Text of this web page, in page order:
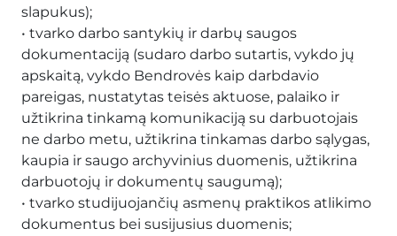
slapukus);
• tvarko darbo santykių ir darbų saugos
dokumentaciją (sudaro darbo sutartis, vykdo jų
apskaitą, vykdo Bendrovės kaip darbdavio
pareigas, nustatytas teisės aktuose, palaiko ir
užtikrina tinkamą komunikaciją su darbuotojais
ne darbo metu, užtikrina tinkamas darbo sąlygas,
kaupia ir saugo archyvinius duomenis, užtikrina
darbuotojų ir dokumentų saugumą);
• tvarko studijuojančių asmenų praktikos atlikimo
dokumentus bei susijusius duomenis;